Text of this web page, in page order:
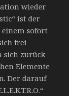
wieder
ist der
einem sofort
frei
sich zurück
Elemente
Der darauf